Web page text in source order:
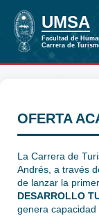
OFERTA
La Carrera de
Andrés, a través
de lanzar la
DESARROLLO
genera